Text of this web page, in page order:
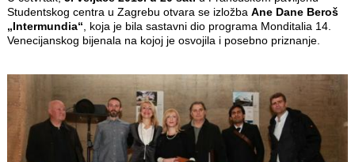
Studentskog centra u Zagrebu otvara se izložba Ane Dane Beroš
„Intermundia“ , koja je bila sastavni dio programa Monditalia 14.
Venecijanskog bijenala na kojoj je osvojila i posebno priznanje.